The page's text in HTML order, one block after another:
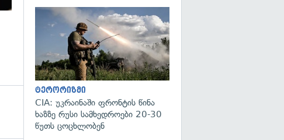
ტერორიზმი
CIA: უკრაინაში ფრონტის წინა
ხაზზე რუსი სამხედროები 20-30
წუთს ცოცხლობენ